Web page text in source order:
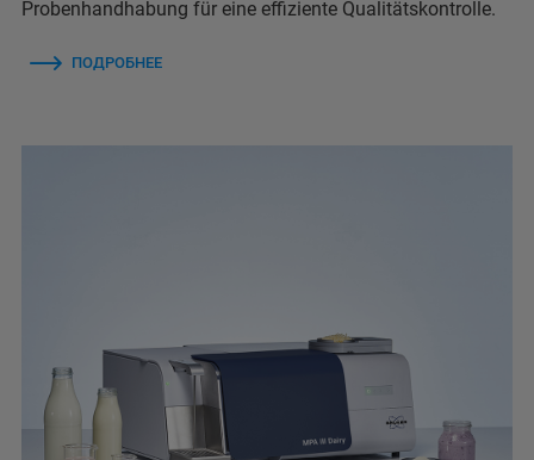
Probenhandhabung für eine effiziente Qualitätskontrolle.
ПОДРОБНЕЕ